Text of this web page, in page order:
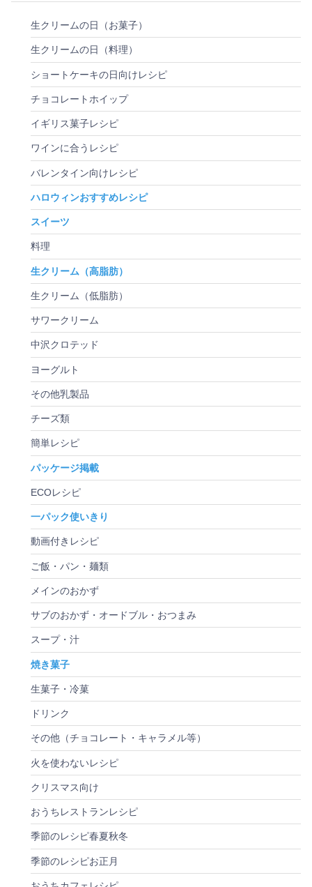
生クリームの日（お菓子）
生クリームの日（料理）
ショートケーキの日向けレシピ
チョコレートホイップ
イギリス菓子レシピ
ワインに合うレシピ
バレンタイン向けレシピ
ハロウィンおすすめレシピ
スイーツ
料理
生クリーム（高脂肪）
生クリーム（低脂肪）
サワークリーム
中沢クロテッド
ヨーグルト
その他乳製品
チーズ類
簡単レシピ
パッケージ掲載
ECOレシピ
一パック使いきり
動画付きレシピ
ご飯・パン・麺類
メインのおかず
サブのおかず・オードブル・おつまみ
スープ・汁
焼き菓子
生菓子・冷菓
ドリンク
その他（チョコレート・キャラメル等）
火を使わないレシピ
クリスマス向け
おうちレストランレシピ
季節のレシピ春夏秋冬
季節のレシピお正月